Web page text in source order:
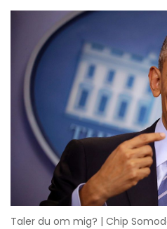
Taler du om mig? | Chip